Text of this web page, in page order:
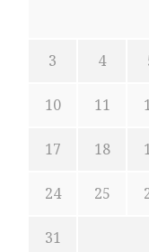
3 4
10 11
17 18
24 25
31